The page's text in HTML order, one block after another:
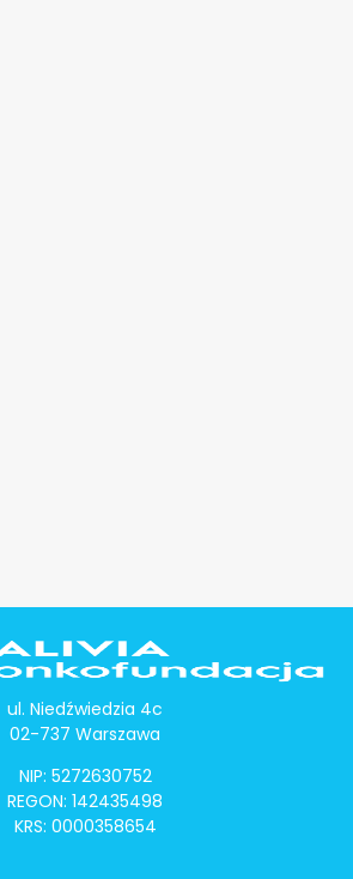
ul. Niedźwiedzia 4c
02-737 Warszawa
NIP: 5272630752
REGON: 142435498
KRS: 0000358654